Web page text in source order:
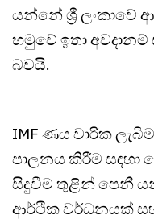
යන්නේ ශ්‍රී ලංකාවේ
හමුවේ ඉතා
බවයි.
IMF ණය වාරික
පාලනය කිරීම සඳහා
සිදුවීම තුළින් පෙනී
ආර්ථික වර්ධනයක්